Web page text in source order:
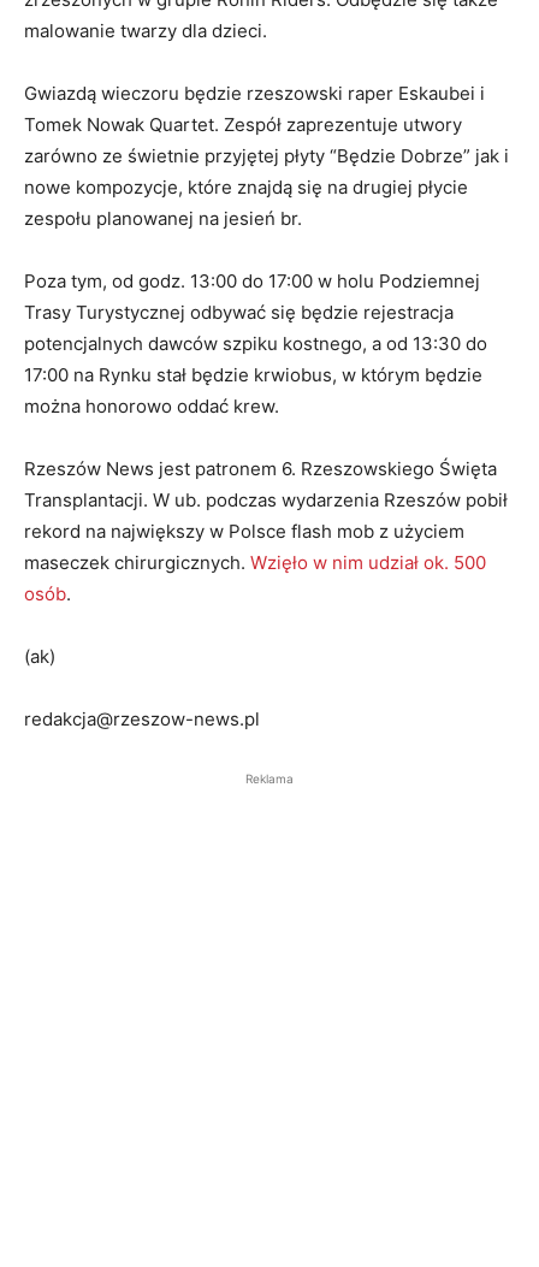
malowanie twarzy dla dzieci.
Gwiazdą wieczoru będzie rzeszowski raper Eskaubei i
Tomek Nowak Quartet. Zespół zaprezentuje utwory
zarówno ze świetnie przyjętej płyty “Będzie Dobrze” jak i
nowe kompozycje, które znajdą się na drugiej płycie
zespołu planowanej na jesień br.
Poza tym, od godz. 13:00 do 17:00 w holu Podziemnej
Trasy Turystycznej odbywać się będzie rejestracja
potencjalnych dawców szpiku kostnego, a od 13:30 do
17:00 na Rynku stał będzie krwiobus, w którym będzie
można honorowo oddać krew.
Rzeszów News jest patronem 6. Rzeszowskiego Święta
Transplantacji. W ub. podczas wydarzenia Rzeszów pobił
rekord na największy w Polsce flash mob z użyciem
maseczek chirurgicznych. Wzięło w nim udział ok. 500
osób.
(ak)
redakcja@rzeszow-news.pl
Reklama